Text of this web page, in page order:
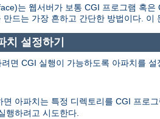
는 웹서버가 보통 CGI 프로그램 혹
드는 가장 흔하고 간단한 방법이다.
치 설정하기
면 CGI 실행이 가능하도록 아파치를
면 아파치는 특정 디렉토리를 CGI 프로
행하려고 시도한다.